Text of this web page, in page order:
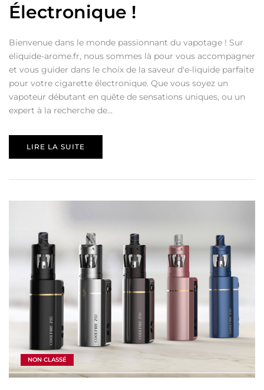
Électronique !
Bienvenue dans le monde passionnant du vapotage ! Sur
eliquide-arome.fr, nous sommes là pour vous accompagner
et vous guider dans le choix de la saveur d'e-liquide parfaite
pour votre cigarette électronique. Que vous soyez un
vapoteur débutant en quête de sensations uniques, ou un
expert à la recherche de...
LIRE LA SUITE
NON CLASSÉ